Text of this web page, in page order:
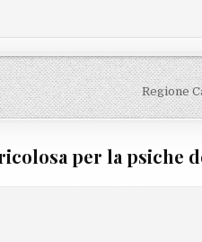
Regione
per la psiche